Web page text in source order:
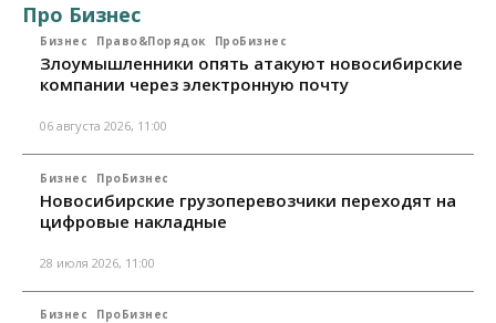
Про Бизнес
Бизнес Право&Порядок ПроБизнес
Злоумышленники опять атакуют новосибирские
компании через электронную почту
06 августа 2026, 11:00
Бизнес ПроБизнес
Новосибирские грузоперевозчики переходят на
цифровые накладные
28 июля 2026, 11:00
Бизнес ПроБизнес